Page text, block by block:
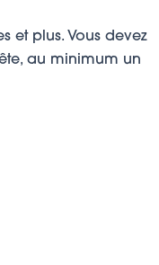
et plus. Vous devez
au minimum un